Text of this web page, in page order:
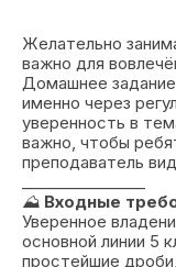
Желательно
важно для
Домашнее
именно через
уверенность в
важно, чтобы
преподаватель
⛰️ Входные
Уверенное
основной линии 5
простейшие